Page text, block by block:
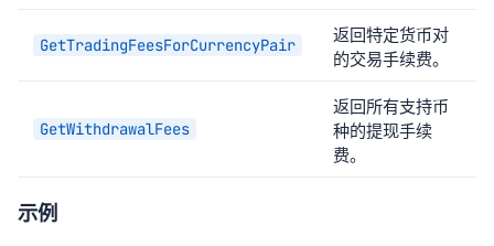
GetTradingFeesForCurrencyPair
返回特定货币对
的交易手续费。
GetWithdrawalFees
返回所有支持币
种的提现手续
费。
示例